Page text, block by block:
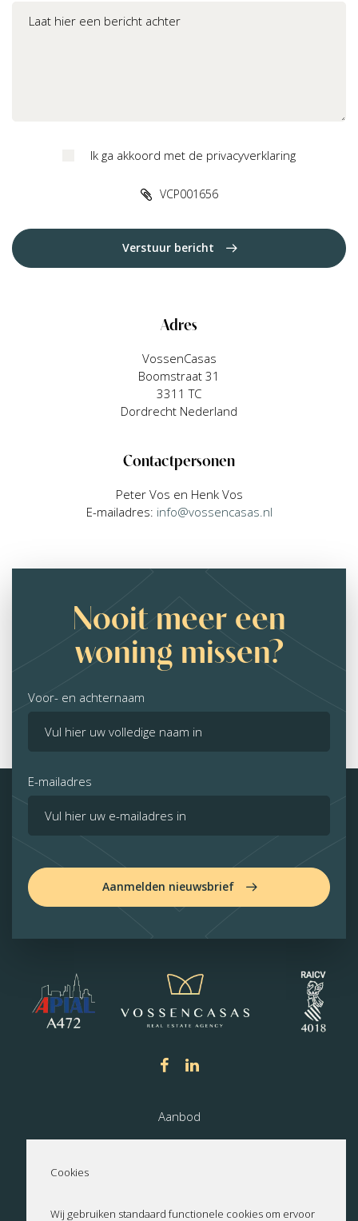
Ik ga akkoord met de privacyverklaring
VCP001656
Verstuur bericht
Adres
VossenCasas
Boomstraat 31
3311 TC
Dordrecht Nederland
Contactpersonen
Peter Vos en Henk Vos
E-mailadres: info@vossencasas.nl
Nooit meer een
woning missen?
Voor- en achternaam
E-mailadres
Aanmelden nieuwsbrief
Aanbod
Cookies
Wij gebruiken standaard functionele cookies om ervoor